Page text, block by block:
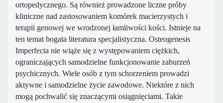
ortopedycznego. Są również prowadzone liczne próby
kliniczne nad zastosowaniem komórek macierzystych i
terapii genowej we wrodzonej łamliwości kości. Istnieje na
ten temat bogata literatura specjalistyczna. Osteogenesis
Imperfecta nie wiąże się z występowaniem ciężkich,
ograniczających samodzielne funkcjonowanie zaburzeń
psychicznych. Wiele osób z tym schorzeniem prowadzi
aktywne i samodzielne życie zawodowe. Niektóre z nich
mogą pochwalić się znaczącymi osiągnięciami. Takie